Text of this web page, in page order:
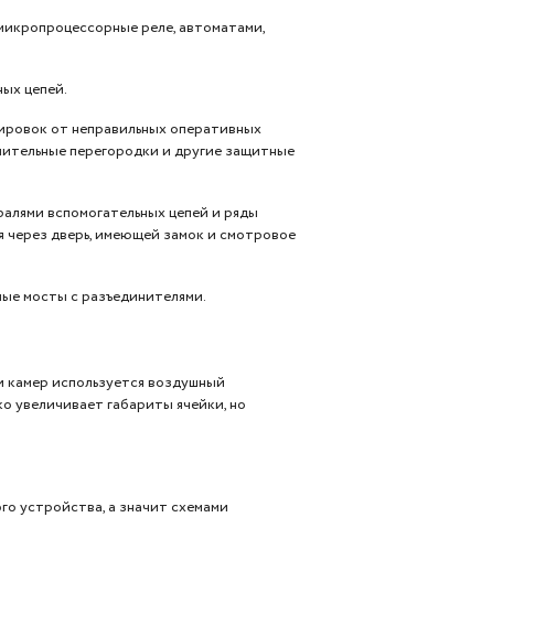
реле, автоматами,
цепей.
от неправильных оперативных
перегородки и другие защитные
вспомогательных цепей и ряды
через дверь, имеющей замок и смотровое
мосты с разъединителями.
используется воздушный
увеличивает габариты ячейки, но
устройства, а значит схемами